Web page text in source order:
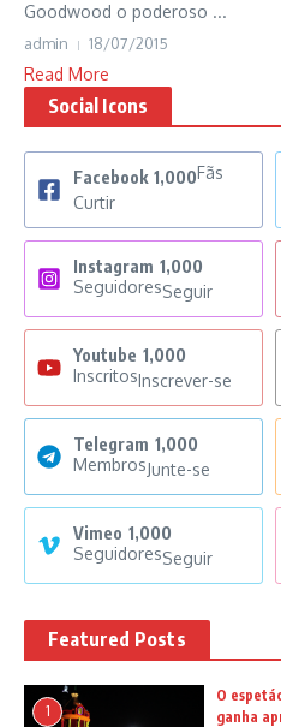
Goodwood o poderoso ...
admin 18/07/2015
Read More
Social Icons
Facebook 1,000Fãs
Curtir
Instagram 1,000
SeguidoresSeguir
Youtube 1,000
InscritosInscrever-se
Telegram 1,000
MembrosJunte-se
Vimeo 1,000
SeguidoresSeguir
Featured Posts
1
O
ganha